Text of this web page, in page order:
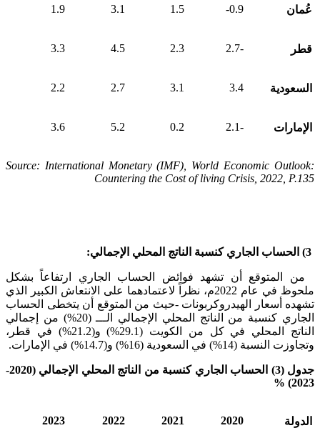
عُمان 0.9-
1.5
3.1
1.9
قطر -2.7
2.3
4.5
3.3
السعودية 3.4
3.1
2.7
2.2
الإمارات -2.1
0.2
5.2
3.6
Source: International Monetary (IMF), World Economic Outlook:
Countering the Cost of living Crisis, 2022, P.135
3) الحساب الجاري كنسبة الناتج المحلي الإجمالي:
من المتوقع أن تشهد فوائض الحساب الجاري ارتفاعاً بشكل
ملحوظ في عام 2022م، نظراً لاعتمادهما على الانتعاش الكبير الذي
تشهده أسعار الهيدروكربونات -حيث من المتوقع أن يتخطى الحساب
الجاري كنسبة من الناتج المحلي الإجمالي الـــ (20%) من إجمالي
الناتج المحلي في كل من الكويت (29.1%) و(21.2%) في قطر،
وتجاوزت النسبة (14%) في السعودية (16%) و(14.7%) في الإمارات.
جدول (3) الحساب الجاري كنسبة من الناتج المحلي الإجمالي (2020-
2023) %
الدولة 2020
2021
2022
2023